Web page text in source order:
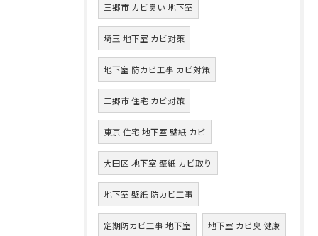
三郷市 カビ臭い 地下室
埼玉 地下室 カビ対策
地下室 防カビ工事 カビ対策
三郷市 住宅 カビ対策
東京 住宅 地下室 壁紙 カビ
大田区 地下室 壁紙 カビ取り
地下室 壁紙 防カビ工事
定期防カビ工事 地下室 地下室 カビ臭 健康